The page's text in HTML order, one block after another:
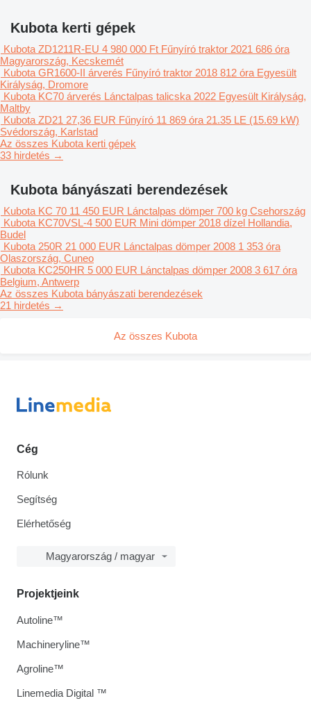
Kubota kerti gépek
Kubota ZD1211R-EU 4 980 000 Ft Fűnyíró traktor 2021 686 óra
Magyarország, Kecskemét
Kubota GR1600-II árverés Fűnyíró traktor 2018 812 óra Egyesült
Királyság, Dromore
Kubota KC70 árverés Lánctalpas talicska 2022 Egyesült Királyság,
Maltby
Kubota ZD21 27,36 EUR Fűnyíró 11 869 óra 21.35 LE (15.69 kW)
Svédország, Karlstad
Az összes Kubota kerti gépek
33 hirdetés →
Kubota bányászati berendezések
Kubota KC 70 11 450 EUR Lánctalpas dömper 700 kg Csehország
Kubota KC70VSL-4 500 EUR Mini dömper 2018 dízel Hollandia,
Budel
Kubota 250R 21 000 EUR Lánctalpas dömper 2008 1 353 óra
Olaszország, Cuneo
Kubota KC250HR 5 000 EUR Lánctalpas dömper 2008 3 617 óra
Belgium, Antwerp
Az összes Kubota bányászati berendezések
21 hirdetés →
Az összes Kubota
Cég
Rólunk
Segítség
Elérhetőség
Magyarország / magyar
Projektjeink
Autoline™
Machineryline™
Agroline™
Linemedia Digital ™